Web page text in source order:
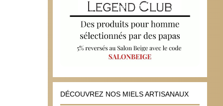
DÉCOUVREZ NOS MIELS ARTISANAUX